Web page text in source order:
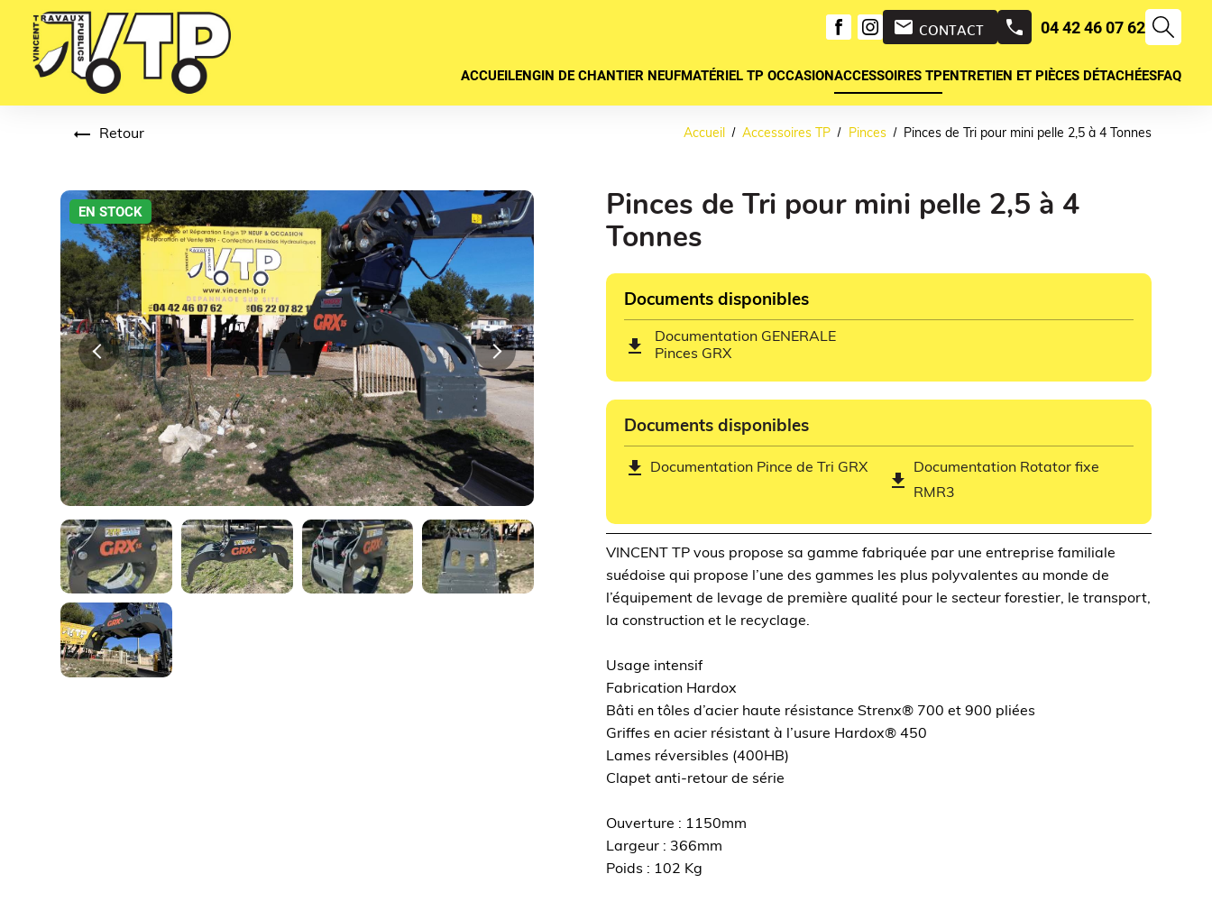
mail CONTACT 04 42 46 07 62
ACCUEILENGIN DE CHANTIER NEUFMATÉRIEL TP OCCASIONACCESSOIRES TPENTRETIEN ET PIÈCES DÉTACHÉESFAQ
Accueil Accessoires TP Pinces Pinces de Tri pour mini pelle 2,5 à 4 Tonnes
Retour
Previous Next
EN STOCK
Pinces de Tri pour mini pelle 2,5 à 4
Tonnes
Documents disponibles
get_app
Documentation GENERALE
Pinces GRX
Documents disponibles
get_app Documentation Pince de Tri GRX
get_app
Documentation Rotator fixe
RMR3
VINCENT TP vous propose sa gamme fabriquée par une entreprise familiale
suédoise qui propose l’une des gammes les plus polyvalentes au monde de
l’équipement de levage de première qualité pour le secteur forestier, le transport,
la construction et le recyclage.
Usage intensif
Fabrication Hardox
Bâti en tôles d’acier haute résistance Strenx® 700 et 900 pliées
Griffes en acier résistant à l’usure Hardox® 450
Lames réversibles (400HB)
Clapet anti-retour de série
Ouverture : 1150mm
Largeur : 366mm
Poids : 102 Kg
Panneau de gestion des cookies